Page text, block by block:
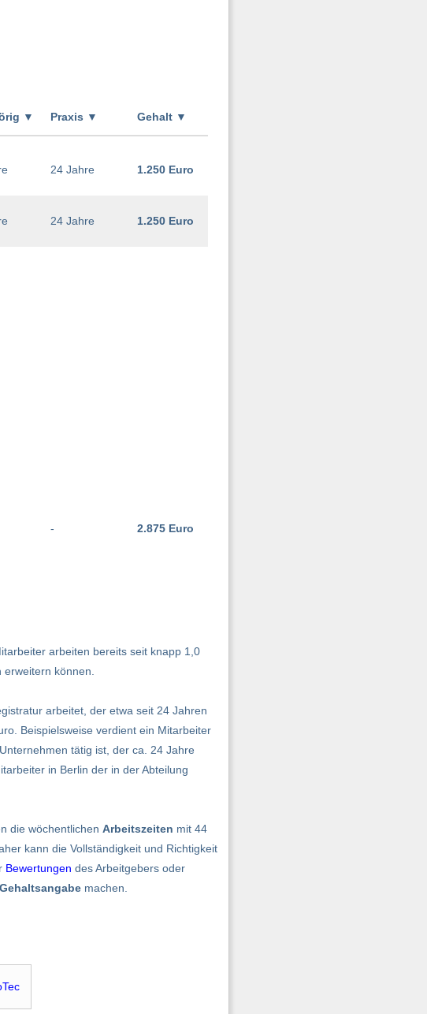
▼ Praxis ▼ Gehalt ▼
24 Jahre 1.250 Euro
24 Jahre 1.250 Euro
- 2.875 Euro
arbeiten bereits seit knapp 1,0
können.
arbeitet, der etwa seit 24 Jahren
Beispielsweise verdient ein Mitarbeiter
tätig ist, der ca. 24 Jahre
in Berlin der in der Abteilung
die wöchentlichen Arbeitszeiten mit 44
kann die Vollständigkeit und Richtigkeit
Bewertungen des Arbeitgebers oder
Gehaltsangabe machen.